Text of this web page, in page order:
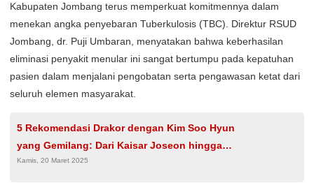
Kabupaten Jombang terus memperkuat komitmennya dalam
menekan angka penyebaran Tuberkulosis (TBC). Direktur RSUD
Jombang, dr. Puji Umbaran, menyatakan bahwa keberhasilan
eliminasi penyakit menular ini sangat bertumpu pada kepatuhan
pasien dalam menjalani pengobatan serta pengawasan ketat dari
seluruh elemen masyarakat.
5 Rekomendasi Drakor dengan Kim Soo Hyun
yang Gemilang: Dari Kaisar Joseon hingga
Alien Tampan!
Kamis, 20 Maret 2025